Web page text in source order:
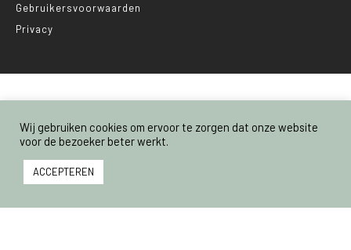
Gebruikersvoorwaarden
Privacy
© 2025 Nederland Voedselland
Wij gebruiken cookies om ervoor te zorgen dat onze website
voor de bezoeker beter werkt.
ACCEPTEREN